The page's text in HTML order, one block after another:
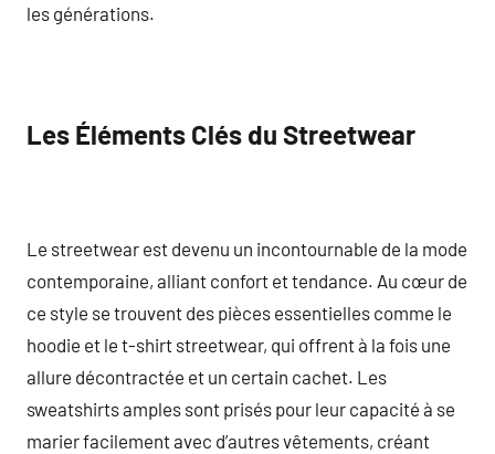
les générations.
Les Éléments Clés du Streetwear
Le streetwear est devenu un incontournable de la mode
contemporaine, alliant confort et tendance. Au cœur de
ce style se trouvent des pièces essentielles comme le
hoodie et le t-shirt streetwear, qui offrent à la fois une
allure décontractée et un certain cachet. Les
sweatshirts amples sont prisés pour leur capacité à se
marier facilement avec d’autres vêtements, créant